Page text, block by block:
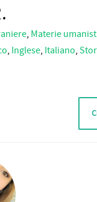
, Materie
, Inglese, Italiano,